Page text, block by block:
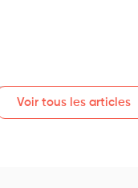
Voir tous les articles